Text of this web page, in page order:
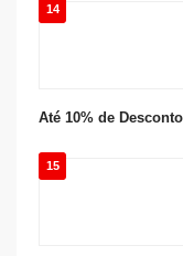
14
Até 10% de
15